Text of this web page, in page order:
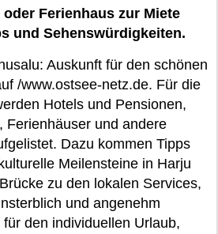
Ferienhaus zur Miete
und Sehenswürdigkeiten.
Auskunft für den schönen
/www.ostsee-netz.de. Für die
Hotels und Pensionen,
Ferienhäuser und andere
Dazu kommen Tipps
Meilensteine in Harju
zu den lokalen Services,
und angenehm
den individuellen Urlaub,